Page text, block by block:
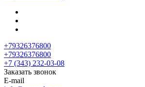
+79326376800
+79326376800
+7 (343) 232-03-08
Заказать звонок
E-mail